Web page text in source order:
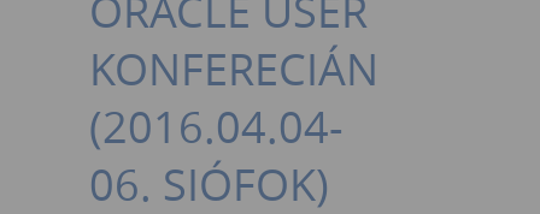
KONFERECIÁN
(2016.04.04-
06. SIÓFOK)